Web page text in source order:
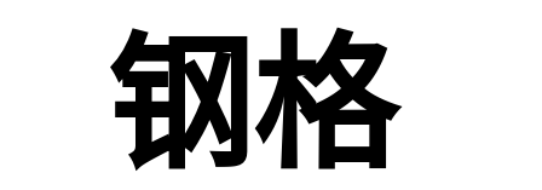
钢格